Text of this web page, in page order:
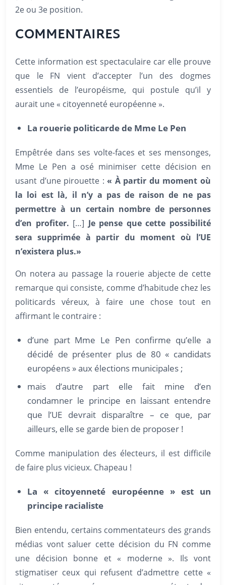
2e ou 3e position.
COMMENTAIRES
Cette information est spectaculaire car elle prouve
que le FN vient d’accepter l’un des dogmes
essentiels de l’européisme, qui postule qu’il y
aurait une « citoyenneté européenne ».
La rouerie politicarde de Mme Le Pen
Empêtrée dans ses volte-faces et ses mensonges,
Mme Le Pen a osé minimiser cette décision en
usant d’une pirouette :« À partir du moment où
la loi est là, il n’y a pas de raison de ne pas
permettre à un certain nombre de personnes
d’en profiter. […] Je pense que cette possibilité
sera supprimée à partir du moment où l’UE
n’existera plus.»
On notera au passage la rouerie abjecte de cette
remarque qui consiste, comme d’habitude chez les
politicards véreux, à faire une chose tout en
affirmant le contraire :
d’une part Mme Le Pen confirme qu’elle a
décidé de présenter plus de 80 « candidats
européens » aux élections municipales ;
mais d’autre part elle fait mine d’en
condamner le principe en laissant entendre
que l’UE devrait disparaître – ce que, par
ailleurs, elle se garde bien de proposer !
Comme manipulation des électeurs, il est difficile
de faire plus vicieux. Chapeau !
La « citoyenneté européenne » est un
principe racialiste
Bien entendu, certains commentateurs des grands
médias vont saluer cette décision du FN comme
une décision bonne et « moderne ». Ils vont
stigmatiser ceux qui refusent d’admettre cette «